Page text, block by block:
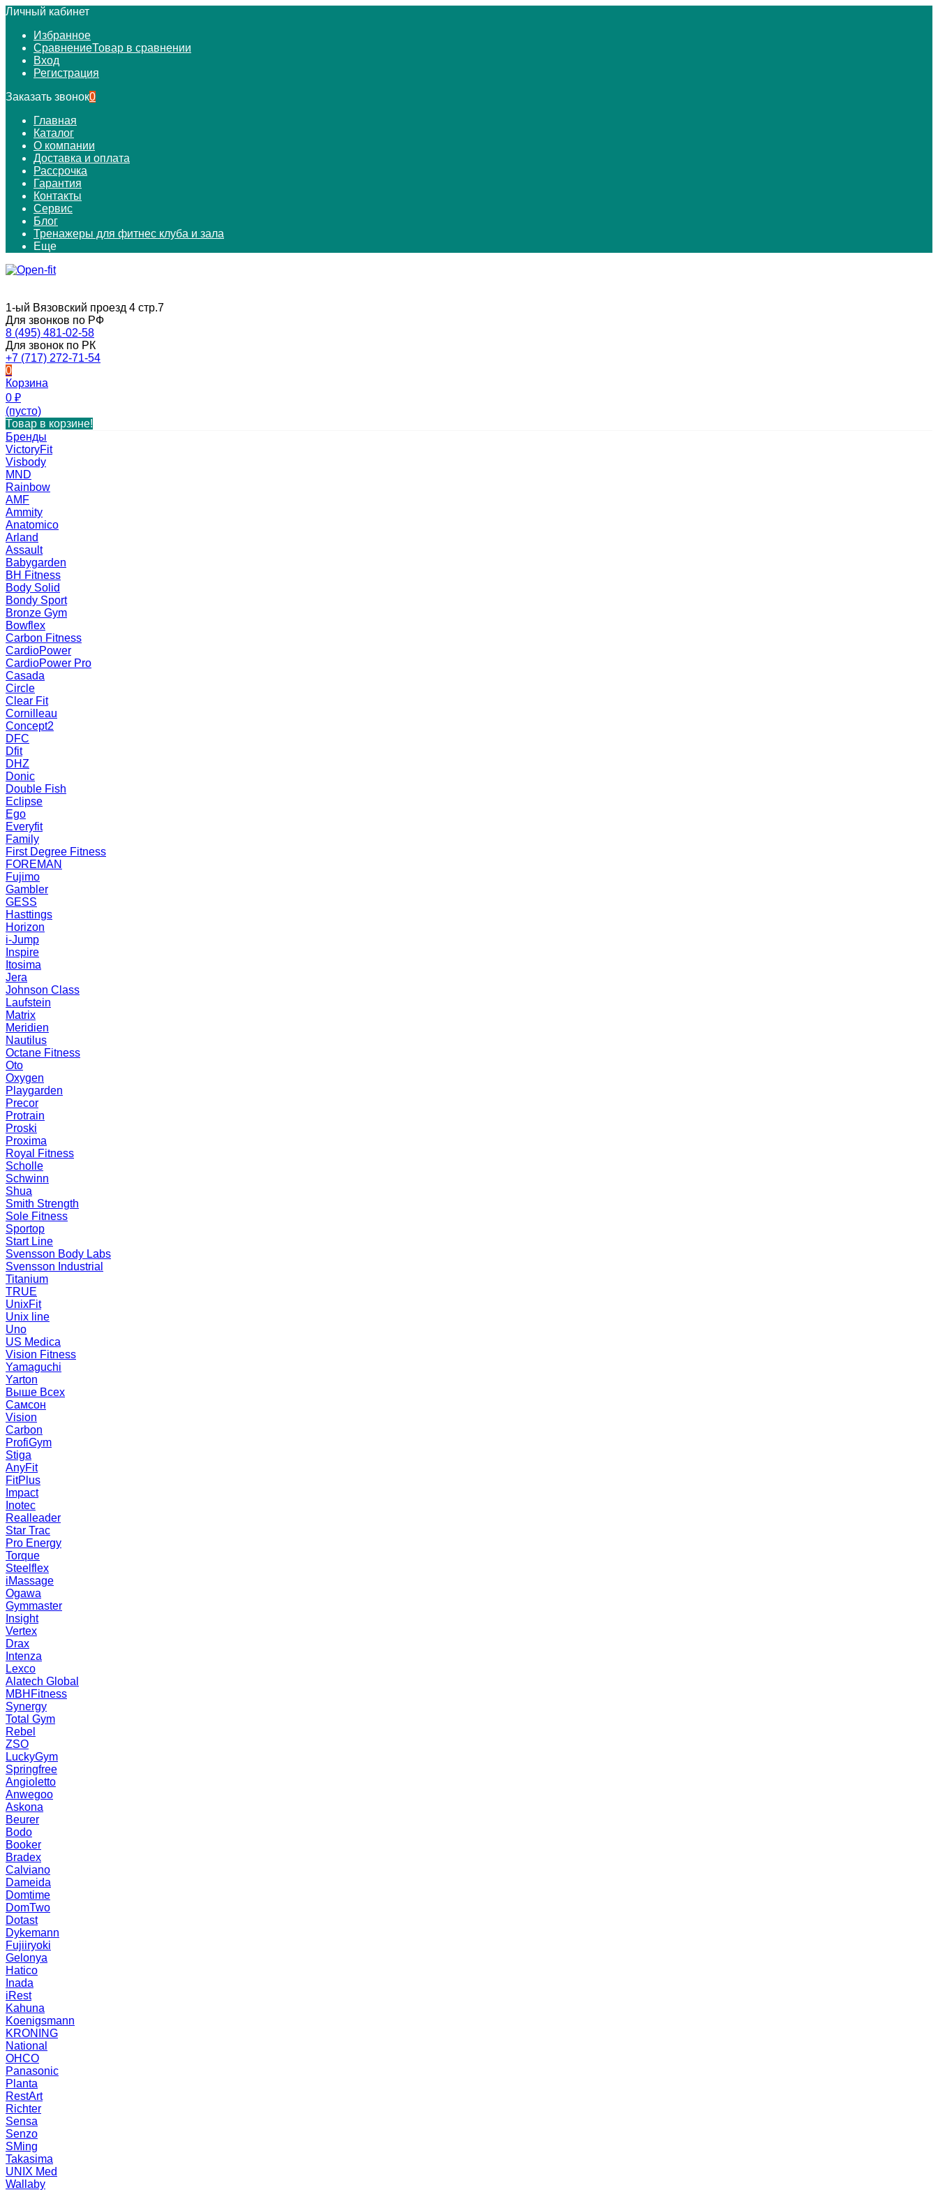
Личный кабинет
Избранное
СравнениеТовар в сравнении
Вход
Регистрация
Заказать звонок0
Главная
Каталог
О компании
Доставка и оплата
Рассрочка
Гарантия
Контакты
Сервис
Блог
Тренажеры для фитнес клуба и зала
Еще
1-ый Вязовский проезд 4 стр.7
Для звонков по РФ
8 (495) 481-02-58
Для звонок по РК
+7 (717) 272-71-54
0
Корзина
0 ₽
(пусто)
Товар в корзине!
Бренды
VictoryFit
Visbody
MND
Rainbow
AMF
Ammity
Anatomico
Arland
Assault
Babygarden
BH Fitness
Body Solid
Bondy Sport
Bronze Gym
Bowflex
Carbon Fitness
CardioPower
CardioPower Pro
Casada
Circle
Clear Fit
Cornilleau
Concept2
DFC
Dfit
DHZ
Donic
Double Fish
Eclipse
Ego
Everyfit
Family
First Degree Fitness
FOREMAN
Fujimo
Gambler
GESS
Hasttings
Horizon
i-Jump
Inspire
Itosima
Jera
Johnson Class
Laufstein
Matrix
Meridien
Nautilus
Octane Fitness
Oto
Oxygen
Playgarden
Precor
Protrain
Proski
Proxima
Royal Fitness
Scholle
Schwinn
Shua
Smith Strength
Sole Fitness
Sportop
Start Line
Svensson Body Labs
Svensson Industrial
Titanium
TRUE
UnixFit
Unix line
Uno
US Medica
Vision Fitness
Yamaguchi
Yarton
Выше Всех
Самсон
Vision
Carbon
ProfiGym
Stiga
AnyFit
FitPlus
Impact
Inotec
Realleader
Star Trac
Pro Energy
Torque
Steelflex
iMassage
Ogawa
Gymmaster
Insight
Vertex
Drax
Intenza
Lexco
Alatech Global
MBHFitness
Synergy
Total Gym
Rebel
ZSO
LuckyGym
Springfree
Angioletto
Anwegoo
Askona
Beurer
Bodo
Booker
Bradex
Calviano
Dameida
Domtime
DomTwo
Dotast
Dykemann
Fujiiryoki
Gelonya
Hatico
Inada
iRest
Kahuna
Koenigsmann
KRONING
National
OHCO
Panasonic
Planta
RestArt
Richter
Sensa
Senzo
SMing
Takasima
UNIX Med
Wallaby